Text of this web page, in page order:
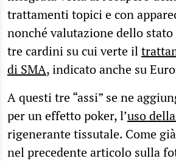
trattamenti topici e con
nonché valutazione dello
tre cardini su cui verte il
di SMA, indicato anche su
A questi tre “assi” se ne
per un effetto poker, l’uso
rigenerante tissutale. Come
nel precedente articolo sulla